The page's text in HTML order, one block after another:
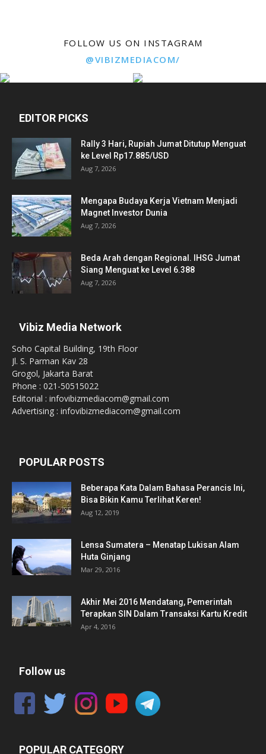
FOLLOW US ON INSTAGRAM
@VIBIZMEDIACOM/
EDITOR PICKS
Rally 3 Hari, Rupiah Jumat Ditutup Menguat
ke Level Rp17.885/USD
Aug 7, 2026
Mengapa Budaya Kerja Vietnam Menjadi
Magnet Investor Dunia
Aug 7, 2026
Beda Arah dengan Regional. IHSG Jumat
Siang Menguat ke Level 6.388
Aug 7, 2026
Vibiz Media Network
Soho Capital Building, 19th Floor
Jl. S. Parman Kav 28
Grogol, Jakarta Barat
Phone : 021-50515022
Editorial : infovibizmediacom@gmail.com
Advertising : infovibizmediacom@gmail.com
POPULAR POSTS
Beberapa Kata Dalam Bahasa Perancis Ini,
Bisa Bikin Kamu Terlihat Keren!
Aug 12, 2019
Lensa Sumatera – Menatap Lukisan Alam
Huta Ginjang
Mar 29, 2016
Akhir Mei 2016 Mendatang, Pemerintah
Terapkan SIN Dalam Transaksi Kartu Kredit
Apr 4, 2016
Follow us
POPULAR CATEGORY